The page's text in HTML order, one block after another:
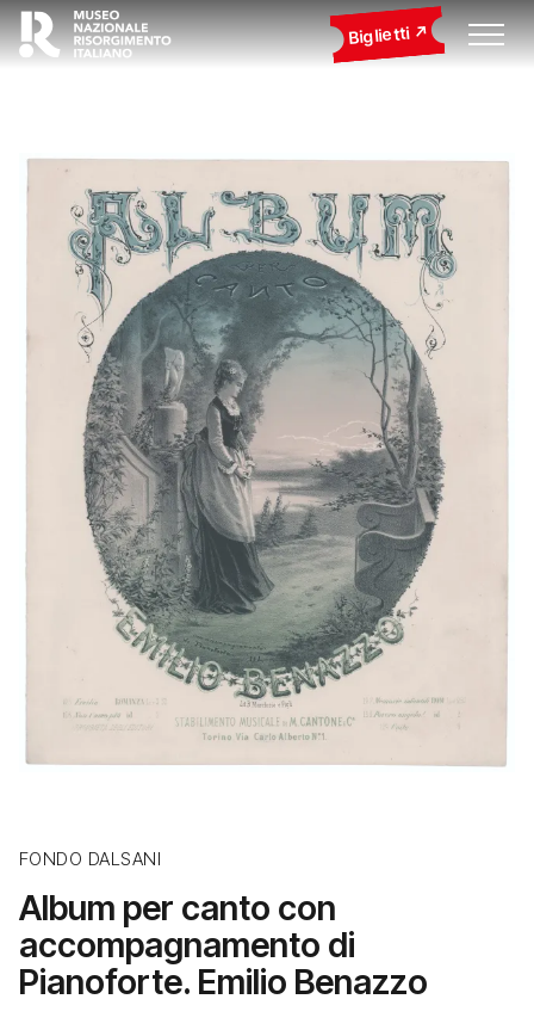
Biglietti
FONDO DALSANI
Album per canto con
accompagnamento di
Pianoforte. Emilio Benazzo